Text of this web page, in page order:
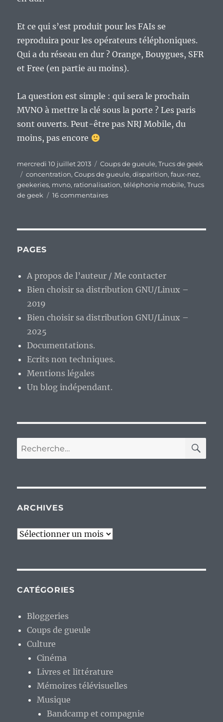
Et ce qui s’est produit pour les FAIs se
reproduira pour les opérateurs téléphoniques.
Qui a du réseau en dur ? Orange, Bouygues, SFR
et Free (en partie au moins).
La question est simple : qui sera le prochain
MVNO à mettre la clé sous la porte ? Les paris
sont ouverts. Peut-être pas NRJ Mobile, du
moins, pas encore
Publié
le
mercredi 10 juillet 2013 Catégories
Coups de gueule,Trucs de geek
Étiquettes
concentration,Coups de gueule,disparition,faux-nez,
geekeries, mvno, rationalisation,téléphonie mobile,Trucs
de geek
16 commentairessur
de
téléphonie
enfin
PAGES
A propos de l’auteur / Me contacter
Bien choisir sa distribution GNU/Linux –
2019
Bien choisir sa distribution GNU/Linux –
2025
Documentations.
Ecrits non techniques.
Mentions légales
Un blog indépendant.
Recherche
pour :
ARCHIVES
Archives
CATÉGORIES
Bloggeries
Coups de gueule
Culture
Cinéma
Livres et littérature
Mémoires télévisuelles
Musique
Bandcamp et compagnie